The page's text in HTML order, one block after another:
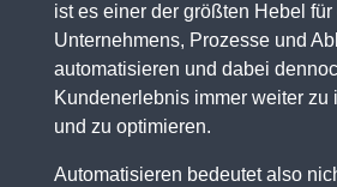
ist es einer der größten Hebel
Unternehmens, Prozesse und
automatisieren und dabei
Kundenerlebnis immer weiter
und zu optimieren.
Automatisieren bedeutet also